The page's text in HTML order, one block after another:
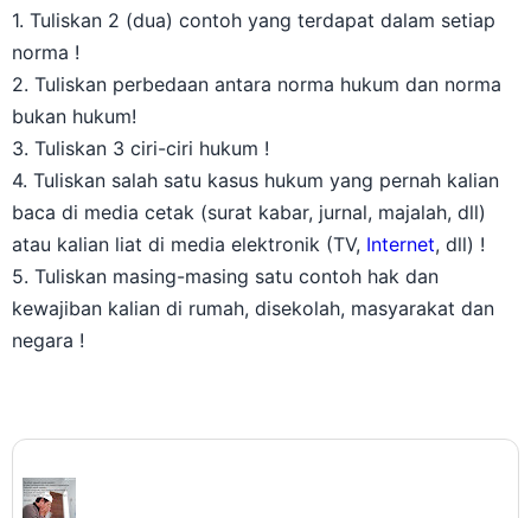
1. Tuliskan 2 (dua) contoh yang terdapat dalam setiap
norma !
2. Tuliskan perbedaan antara norma hukum dan norma
bukan hukum!
3. Tuliskan 3 ciri-ciri hukum !
4. Tuliskan salah satu kasus hukum yang pernah kalian
baca di media cetak (surat kabar, jurnal, majalah, dll)
atau kalian liat di media elektronik (TV, Internet, dll) !
5. Tuliskan masing-masing satu contoh hak dan
kewajiban kalian di rumah, disekolah, masyarakat dan
negara !